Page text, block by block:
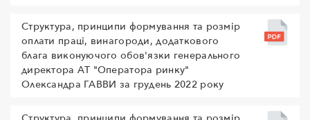
Структура, принципи формування та розмір
оплати праці, винагороди, додаткового
блага виконуючого обов'язки генерального
директора АТ "Оператора ринку"
Олександра ГАВВИ за грудень 2022 року